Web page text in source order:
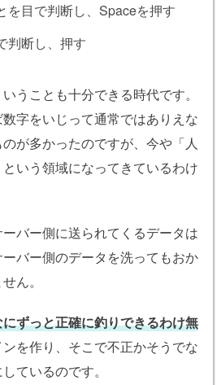
を目で判断し、Spaceを押す
判断し、押す
うことも十分できる時代です。
字をいじって通常ではありえな
が多かったのですが、今や「人
いう領域になってきているわけ
バー側に送られてくるデータは
バー側のデータを洗ってもおか
ん。
ずっと正確に釣りできるわけ無
ンを作り、そこで不正かそうでな
ているのです。